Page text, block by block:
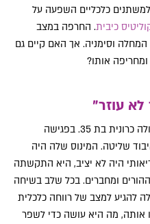
לאחרונה בבית חולים גדול בארץ, יש¹ למשתנים כלכליים השפעה על
כיבית. החרפה במצב
וסימניה. אך האם קיים גם
אותו?
עוזר"
לפני כמה חודשים פנתה אלינו רוזי, חולה כרונית בת 35. בפגישה
שליטה. המינוס שלה היה
הבריאותי היה לא יציב, היא התקשתה
ומחברים. בכל שלב בשיחה
להגיע למצב של רווחה כלכלית
אותה, מה היא עושה כדי לשפר